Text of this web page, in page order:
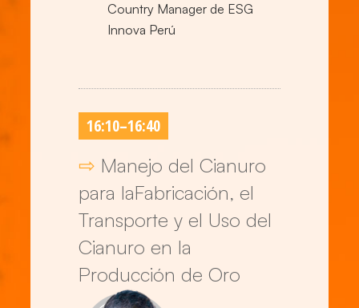
Country Manager de ESG
Innova Perú
16:10–16:40
⇨ Manejo del Cianuro
para laFabricación, el
Transporte y el Uso del
Cianuro en la
Producción de Oro